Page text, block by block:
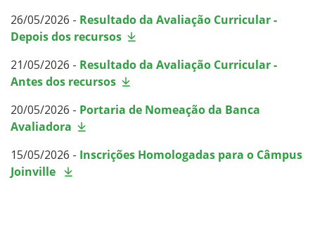
26/05/2026 - Resultado da Avaliação Curricular -
Depois dos recursos
21/05/2026 - Resultado da Avaliação Curricular -
Antes dos recursos
20/05/2026 - Portaria de Nomeação da Banca
Avaliadora
15/05/2026 - Inscrições Homologadas para o Câmpus
Joinville